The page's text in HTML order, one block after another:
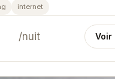
internet
/nuit Voir